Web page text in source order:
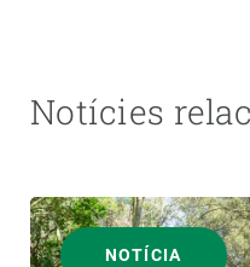
Notícies
NOTÍCIA